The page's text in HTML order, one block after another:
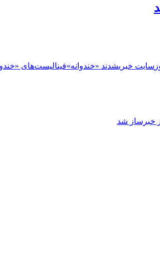
سایت خبریشدند «خندوانه»فینالیست‌های
خبرساز شد